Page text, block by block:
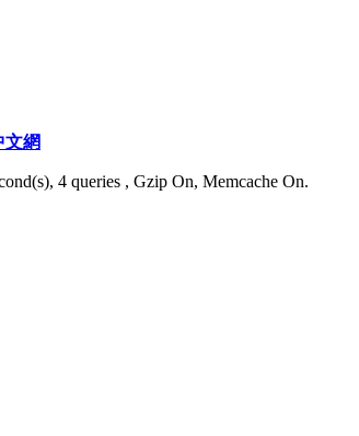
網
4 queries , Gzip On, Memcache On.